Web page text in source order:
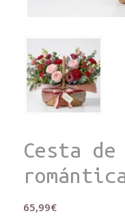
Cesta
65,99€